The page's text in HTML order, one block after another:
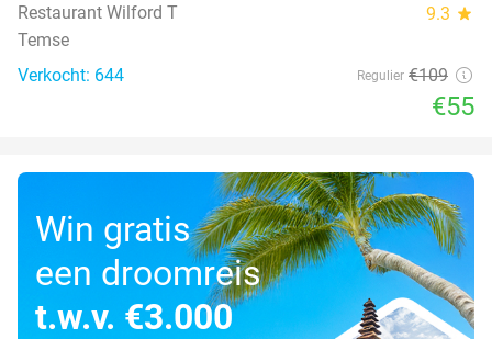
Restaurant Wilford T 9.3 star
Temse
Verkocht: 644
Regulier €109
€55
Win gratis
een droomreis
t.w.v. €3.000